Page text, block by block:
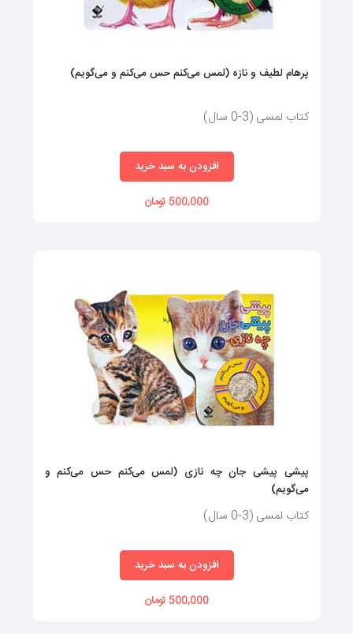
پرهام لطیف و نازه (لمس می‌کنم حس می‌کنم و می‌گویم)
کتاب لمسی (3-0 سال)
افزودن به سبد خرید
500,000 تومان
پیشی پیشی جان چه نازی (لمس می‌کنم حس می‌کنم و
می‌گویم)
کتاب لمسی (3-0 سال)
افزودن به سبد خرید
500,000 تومان